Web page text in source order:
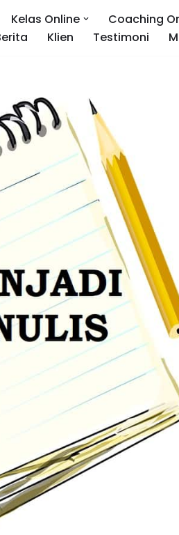
Kelas Online Coaching
Klien Testimoni